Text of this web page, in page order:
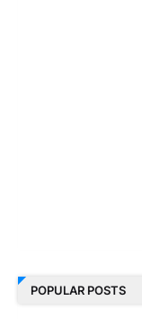
POPULAR POSTS